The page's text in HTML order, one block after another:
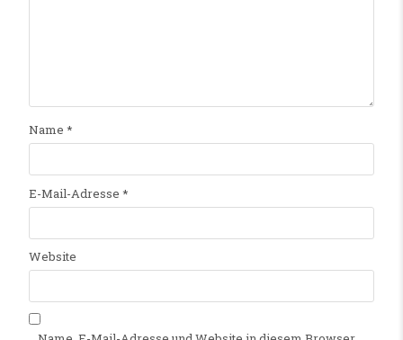
Name *
E-Mail-Adresse *
Website